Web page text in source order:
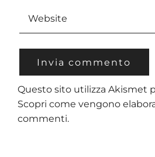
Questo sito utilizza Akismet
Scopri come vengono
commenti.